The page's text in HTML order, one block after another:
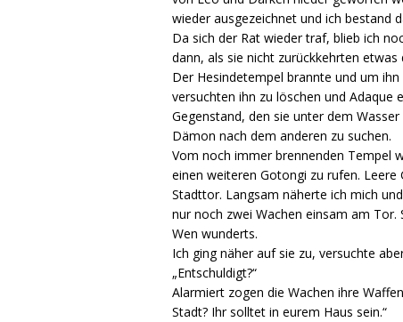
wieder ausgezeichnet und ich bestand
Da sich der Rat wieder traf, blieb ich
dann, als sie nicht zurückkehrten
Der Hesindetempel brannte und um
versuchten ihn zu löschen und
Gegenstand, den sie unter dem
Dämon nach dem anderen zu suchen.
Vom noch immer brennenden Tempel
einen weiteren Gotongi zu rufen.
Stadttor. Langsam näherte ich mich
nur noch zwei Wachen einsam am Tor.
Wen wunderts.
Ich ging näher auf sie zu, versuchte
„Entschuldigt?“
Alarmiert zogen die Wachen ihre
Stadt? Ihr solltet in eurem Haus sein.“